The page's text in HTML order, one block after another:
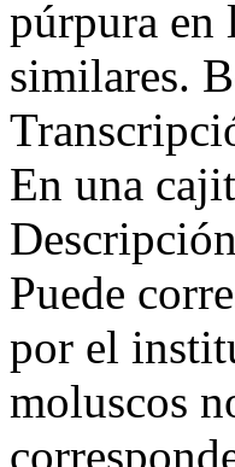
púrpura en
similares.
En una
Puede
por el
moluscos